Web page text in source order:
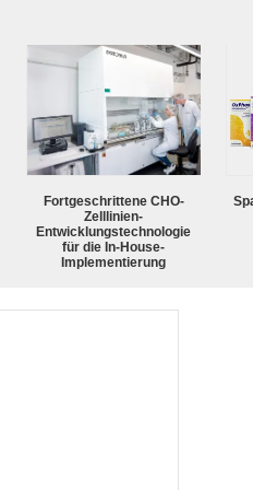
Fortgeschrittene CHO-
Zelllinien-
Entwicklungstechnologie
für die In-House-
Implementierung